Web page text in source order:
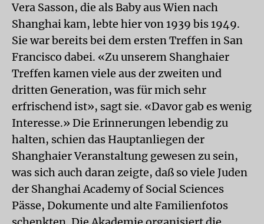
Vera Sasson, die als Baby aus Wien nach
Shanghai kam, lebte hier von 1939 bis 1949.
Sie war bereits bei dem ersten Treffen in San
Francisco dabei. «Zu unserem Shanghaier
Treffen kamen viele aus der zweiten und
dritten Generation, was für mich sehr
erfrischend ist», sagt sie. «Davor gab es wenig
Interesse.» Die Erinnerungen lebendig zu
halten, schien das Hauptanliegen der
Shanghaier Veranstaltung gewesen zu sein,
was sich auch daran zeigte, daß so viele Juden
der Shanghai Academy of Social Sciences
Pässe, Dokumente und alte Familienfotos